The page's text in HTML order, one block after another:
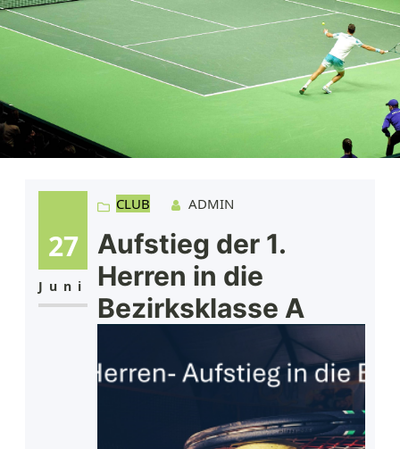
27
Juni
CLUB ADMIN
Aufstieg der 1.
Herren in die
Bezirksklasse A